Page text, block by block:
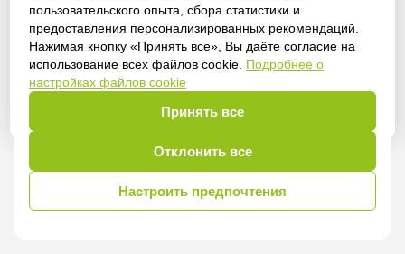
пользовательского опыта, сбора статистики и
предоставления персонализированных рекомендаций.
Нажимая кнопку «Принять все», Вы даёте согласие на
использование всех файлов cookie. Подробнее о
настройках файлов cookie
Принять все
Отклонить все
Настроить предпочтения
Войти